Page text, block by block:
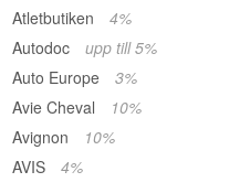
Atletbutiken
4%
Autodoc
upp till 5%
Auto Europe
3%
Avie Cheval
10%
Avignon
10%
AVIS
4%